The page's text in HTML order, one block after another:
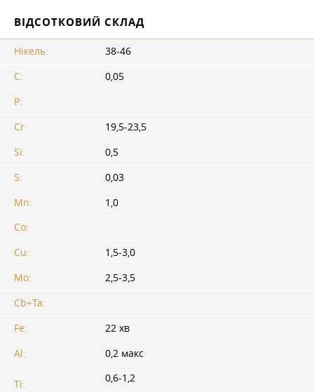
ВІДСОТКОВИЙ СКЛАД
Нікель:
38-46
C:
0,05
P:
Cr:
19,5-23,5
Si:
0,5
S:
0,03
Mn:
1,0
Co:
Cu:
1,5-3,0
Mo:
2,5-3,5
Cb+Ta:
Fe:
22 хв
Al:
0,2 макс
Ti:
0,6-1,2